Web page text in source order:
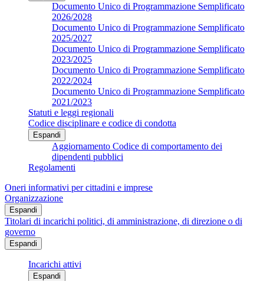
Documento Unico di Programmazione Semplificato
2026/2028
Documento Unico di Programmazione Semplificato
2025/2027
Documento Unico di Programmazione Semplificato
2023/2025
Documento Unico di Programmazione Semplificato
2022/2024
Documento Unico di Programmazione Semplificato
2021/2023
Statuti e leggi regionali
Codice disciplinare e codice di condotta
Espandi
Aggiornamento Codice di comportamento dei
dipendenti pubblici
Regolamenti
Oneri informativi per cittadini e imprese
Organizzazione
Espandi
Titolari di incarichi politici, di amministrazione, di direzione o di
governo
Espandi
Incarichi attivi
Espandi